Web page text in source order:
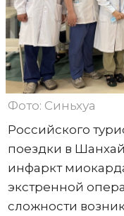
Фото: Синьхуа
Российского
поездки в
инфаркт
экстренной
сложности